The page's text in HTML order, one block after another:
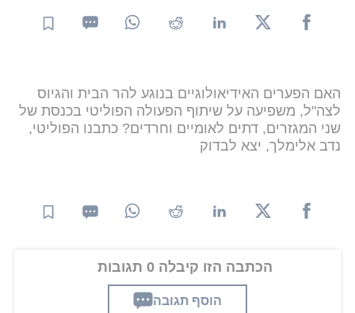
האם הפערים האידיאולוגיים בנוגע להר הבית והגיוס
לצה"ל, משפיעה על שיתוף הפעולה הפוליטי בכנסת של
שני המגזרים, דתים לאומיים וחרדים? כתבנו הפוליטי,
נדב אלימלך, יצא לבדוק
הכתבה הזו קיבלה 0 תגובות
הוסף תגובה